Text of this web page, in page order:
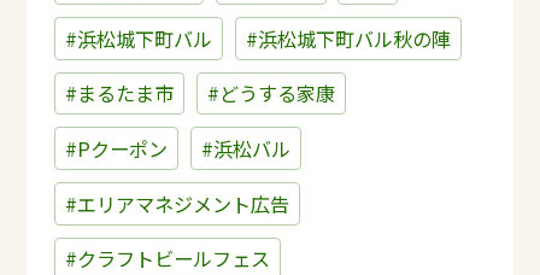
#浜松城下町バル
#浜松城下町バル秋の陣
#まるたま市
#どうする家康
#Pクーポン
#浜松バル
#エリアマネジメント広告
#クラフトビールフェス